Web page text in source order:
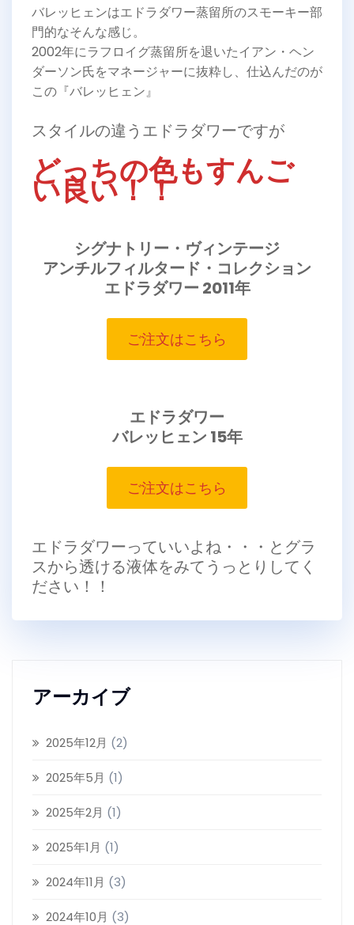
バレッヒェンはエドラダワー蒸留所のスモーキー部
門的なそんな感じ。
2002年にラフロイグ蒸留所を退いたイアン・ヘン
ダーソン氏をマネージャーに抜粋し、仕込んだのが
この『バレッヒェン』
スタイルの違うエドラダワーですが
どっちの色もすんご
い良い！！
シグナトリー・ヴィンテージ
アンチルフィルタード・コレクション
エドラダワー 2011年
ご注文はこちら
エドラダワー
バレッヒェン 15年
ご注文はこちら
エドラダワーっていいよね・・・とグラ
スから透ける液体をみてうっとりしてく
ださい！！
アーカイブ
2025年12月 (2)
2025年5月 (1)
2025年2月 (1)
2025年1月 (1)
2024年11月 (3)
2024年10月 (3)